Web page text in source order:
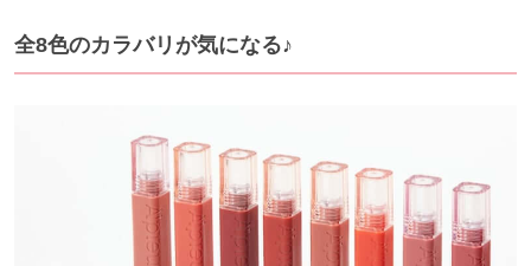
全8色のカラバリが気になる♪